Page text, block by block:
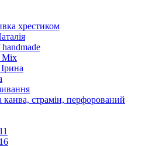
хрестиком
Mix
канва, страмін, перфорований